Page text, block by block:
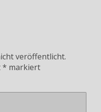
veröffentlicht.
* markiert